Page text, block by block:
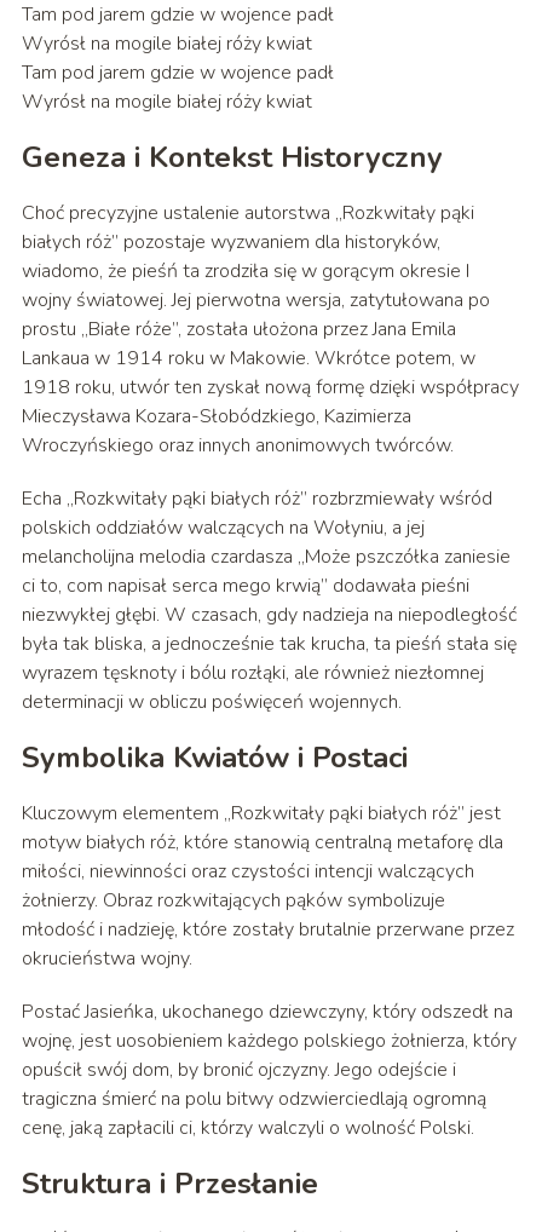
Tam pod jarem gdzie w wojence padł
Wyrósł na mogile białej róży kwiat
Tam pod jarem gdzie w wojence padł
Wyrósł na mogile białej róży kwiat
Geneza i Kontekst Historyczny
Choć precyzyjne ustalenie autorstwa „Rozkwitały pąki
białych róż” pozostaje wyzwaniem dla historyków,
wiadomo, że pieśń ta zrodziła się w gorącym okresie I
wojny światowej. Jej pierwotna wersja, zatytułowana po
prostu „Białe róże”, została ułożona przez Jana Emila
Lankaua w 1914 roku w Makowie. Wkrótce potem, w
1918 roku, utwór ten zyskał nową formę dzięki współpracy
Mieczysława Kozara-Słobódzkiego, Kazimierza
Wroczyńskiego oraz innych anonimowych twórców.
Echa „Rozkwitały pąki białych róż” rozbrzmiewały wśród
polskich oddziałów walczących na Wołyniu, a jej
melancholijna melodia czardasza „Może pszczółka zaniesie
ci to, com napisał serca mego krwią” dodawała pieśni
niezwykłej głębi. W czasach, gdy nadzieja na niepodległość
była tak bliska, a jednocześnie tak krucha, ta pieśń stała się
wyrazem tęsknoty i bólu rozłąki, ale również niezłomnej
determinacji w obliczu poświęceń wojennych.
Symbolika Kwiatów i Postaci
Kluczowym elementem „Rozkwitały pąki białych róż” jest
motyw białych róż, które stanowią centralną metaforę dla
miłości, niewinności oraz czystości intencji walczących
żołnierzy. Obraz rozkwitających pąków symbolizuje
młodość i nadzieję, które zostały brutalnie przerwane przez
okrucieństwa wojny.
Postać Jasieńka, ukochanego dziewczyny, który odszedł na
wojnę, jest uosobieniem każdego polskiego żołnierza, który
opuścił swój dom, by bronić ojczyzny. Jego odejście i
tragiczna śmierć na polu bitwy odzwierciedlają ogromną
cenę, jaką zapłacili ci, którzy walczyli o wolność Polski.
Struktura i Przesłanie